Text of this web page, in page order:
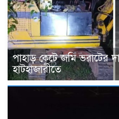
পাহাড় কেটে জমি ভরাটের
হাটহাজারীতে